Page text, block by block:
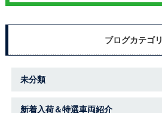
ブログカテゴリ
未分類
新着入荷＆特選車両紹介